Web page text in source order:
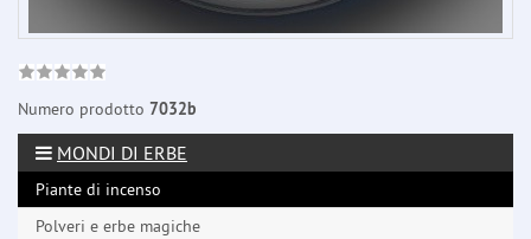
Numero prodotto 7032b
MONDI DI ERBE
Piante di incenso
Polveri e erbe magiche